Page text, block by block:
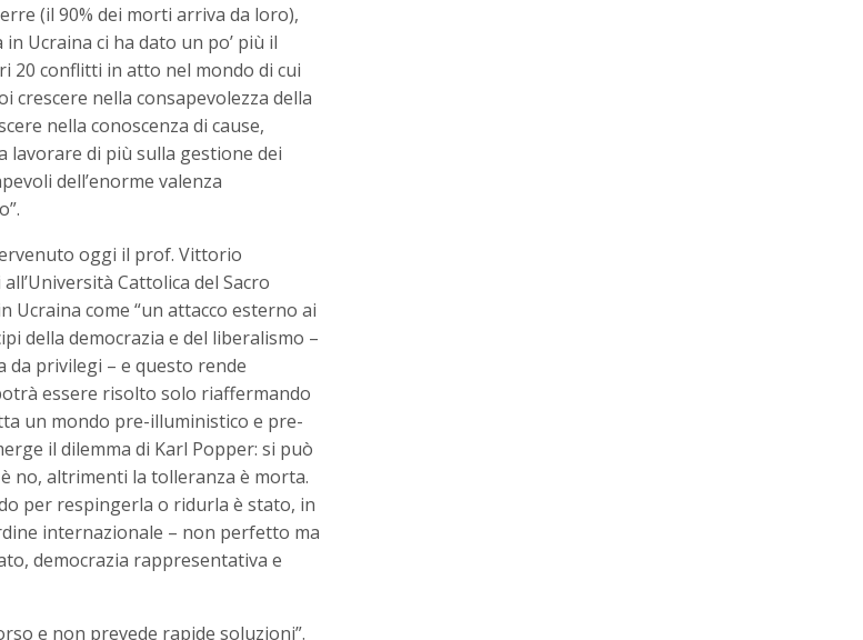
(il 90% dei morti arriva da loro),
Ucraina ci ha dato un po’ più il
20 conflitti in atto nel mondo di cui
crescere nella consapevolezza della
nella conoscenza di cause,
lavorare di più sulla gestione dei
dell’enorme valenza
oggi il prof. Vittorio
Cattolica del Sacro
Ucraina come “un attacco esterno ai
della democrazia e del liberalismo –
privilegi – e questo rende
essere risolto solo riaffermando
un mondo pre-illuministico e pre-
il dilemma di Karl Popper: si può
no, altrimenti la tolleranza è morta.
per respingerla o ridurla è stato, in
internazionale – non perfetto ma
democrazia rappresentativa e
e non prevede rapide soluzioni”.